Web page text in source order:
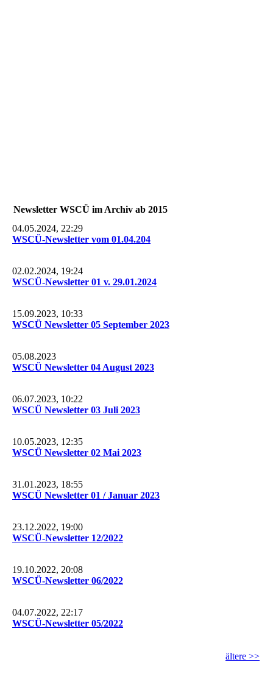
Newsletter WSCÜ im Archiv ab 2015
04.05.2024, 22:29
WSCÜ-Newsletter vom 01.04.204
02.02.2024, 19:24
WSCÜ-Newsletter 01 v. 29.01.2024
15.09.2023, 10:33
WSCÜ Newsletter 05 September 2023
05.08.2023
WSCÜ Newsletter 04 August 2023
06.07.2023, 10:22
WSCÜ Newsletter 03 Juli 2023
10.05.2023, 12:35
WSCÜ Newsletter 02 Mai 2023
31.01.2023, 18:55
WSCÜ Newsletter 01 / Januar 2023
23.12.2022, 19:00
WSCÜ-Newsletter 12/2022
19.10.2022, 20:08
WSCÜ-Newsletter 06/2022
04.07.2022, 22:17
WSCÜ-Newsletter 05/2022
ältere >>